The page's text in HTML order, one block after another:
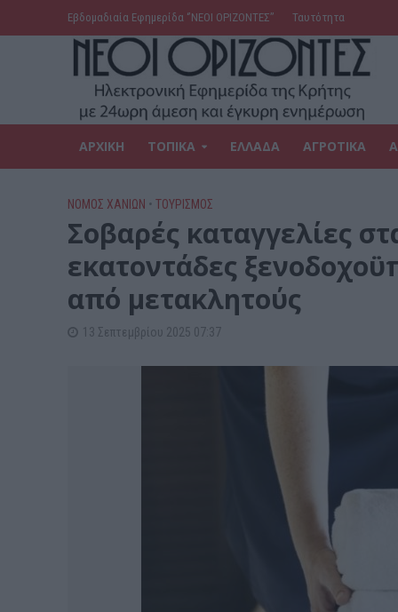
Εβδομαδιαία Εφημερίδα ‘’ΝΕΟΙ ΟΡΙΖΟΝΤΕΣ’’ Ταυτότητα
ΑΡΧΙΚΗ ΤΟΠΙΚΑ ΕΛΛΑΔΑ ΑΓΡΟΤΙΚΑ
ΝΟΜΌΣ ΧΑΝΊΩΝ • ΤΟΥΡΙΣΜΟΣ
Σοβαρές καταγγελίες
εκατοντάδες
από μετακλητούς
13 Σεπτεμβρίου 2025 07:37